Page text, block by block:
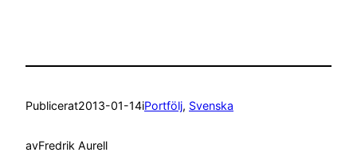
Publicerat2013-01-14iPortfölj, Svenska
avFredrik Aurell